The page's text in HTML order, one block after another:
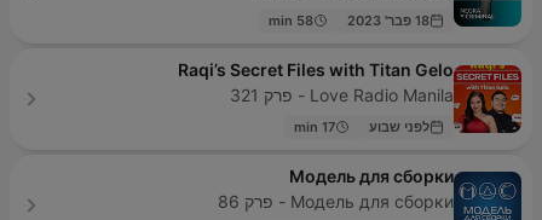
18 פבר' 2023 58 min
Raqi’s Secret Files with Titan Gelo
Love Radio Manila - פרק 321
לפני שבוע 17 min
Модель для сборки
Модель для сборки - פרק 86